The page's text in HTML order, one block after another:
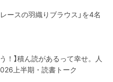
レースの羽織りブラウス」を4名
！】積ん読があるって幸せ。人
上半期・読書トーク